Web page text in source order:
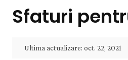
Sfaturi
Ultima actualizare: oct. 22, 2021